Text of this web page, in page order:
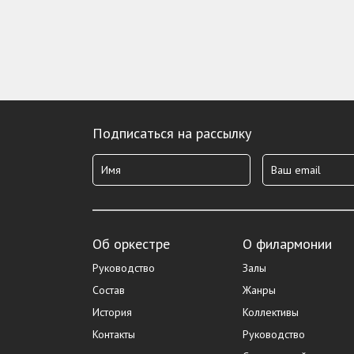
Подписаться на рассылку
Об оркестре
Руководство
Состав
История
Контакты
О филармонии
Залы
Жанры
Коллективы
Руководство